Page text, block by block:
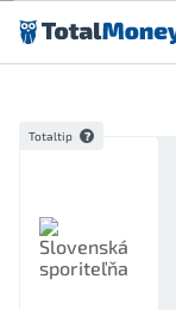
Preskočiť na obsah
Totaltip